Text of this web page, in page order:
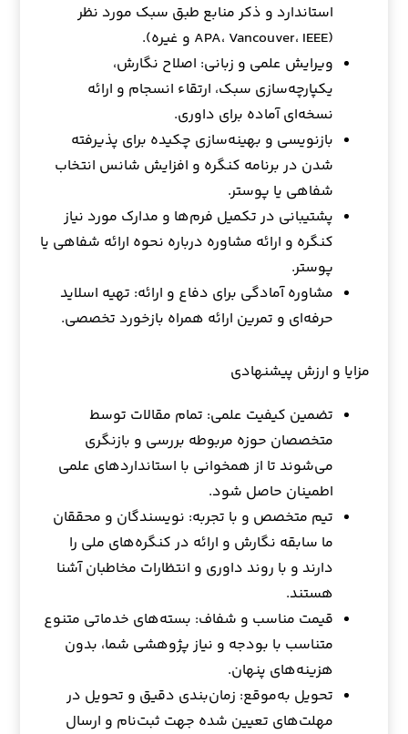
استاندارد و ذکر منابع طبق سبک مورد نظر
(APA، Vancouver، IEEE و غیره).
ویرایش علمی و زبانی: اصلاح نگارش،
یکپارچه‌سازی سبک، ارتقاء انسجام و ارائه
نسخه‌ای آماده برای داوری.
بازنویسی و بهینه‌سازی چکیده برای پذیرفته
شدن در برنامه‌ کنگره و افزایش شانس انتخاب
شفاهی یا پوستر.
پشتیبانی در تکمیل فرم‌ها و مدارک مورد نیاز
کنگره و ارائه مشاوره درباره نحوه ارائه شفاهی یا
پوستر.
مشاوره آمادگی برای دفاع و ارائه: تهیه اسلاید
حرفه‌ای و تمرین ارائه همراه بازخورد تخصصی.
مزایا و ارزش پیشنهادی
تضمین کیفیت علمی: تمام مقالات توسط
متخصصان حوزه مربوطه بررسی و بازنگری
می‌شوند تا از همخوانی با استانداردهای علمی
اطمینان حاصل شود.
تیم متخصص و با تجربه: نویسندگان و محققان
ما سابقه نگارش و ارائه در کنگره‌های ملی را
دارند و با روند داوری و انتظارات مخاطبان آشنا
هستند.
قیمت مناسب و شفاف: بسته‌های خدماتی متنوع
متناسب با بودجه و نیاز پژوهشی شما، بدون
هزینه‌های پنهان.
تحویل به‌موقع: زمان‌بندی دقیق و تحویل در
مهلت‌های تعیین شده جهت ثبت‌نام و ارسال